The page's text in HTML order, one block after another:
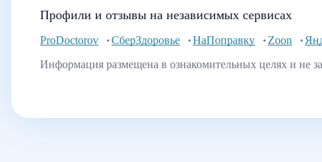
Профили и отзывы на независимых сервисах
ProDoctorov СберЗдоровье НаПоправку Zoon
Информация размещена в ознакомительных целях и не